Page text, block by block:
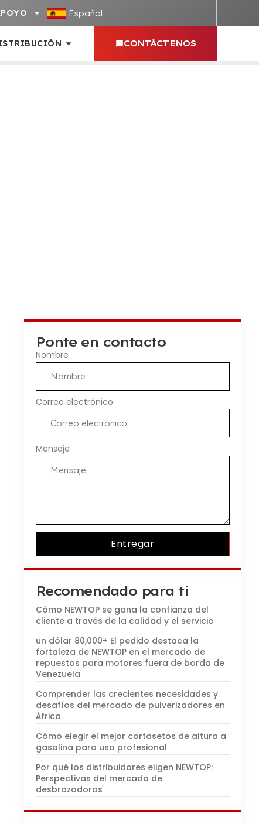
Español
CONTÁCTENOS
Ponte en contacto
Nombre
Correo electrónico
Mensaje
Entregar
Recomendado para ti
Cómo NEWTOP se gana la confianza del
cliente a través de la calidad y el servicio
un dólar 80,000+ El pedido destaca la
fortaleza de NEWTOP en el mercado de
repuestos para motores fuera de borda de
Venezuela
Comprender las crecientes necesidades y
desafíos del mercado de pulverizadores en
África
Cómo elegir el mejor cortasetos de altura a
gasolina para uso profesional
Por qué los distribuidores eligen NEWTOP:
Perspectivas del mercado de
desbrozadoras